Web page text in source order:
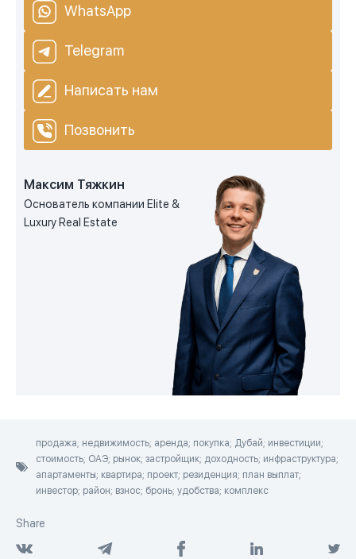
WhatsApp
Telegram
Написать нам
Позвонить
Максим Тяжкин
Основатель компании Elite &
Luxury Real Estate
продажа; недвижимость; аренда; покупка; Дубай; инвестиции;
стоимость; ОАЭ; рынок; застройщик; доходность; инфраструктура;
апартаменты; квартира; проект; резиденция; план выплат;
инвестор; район; взнос; бронь; удобства; комплекс
Share